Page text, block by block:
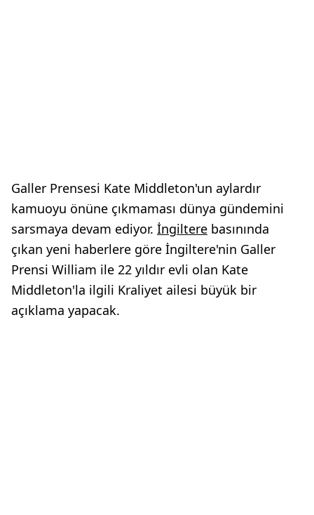
Galler Prensesi Kate Middleton'un aylardır
kamuoyu önüne çıkmaması dünya gündemini
sarsmaya devam ediyor. İngiltere basınında
çıkan yeni haberlere göre İngiltere'nin Galler
Prensi William ile 22 yıldır evli olan Kate
Middleton'la ilgili Kraliyet ailesi büyük bir
açıklama yapacak.